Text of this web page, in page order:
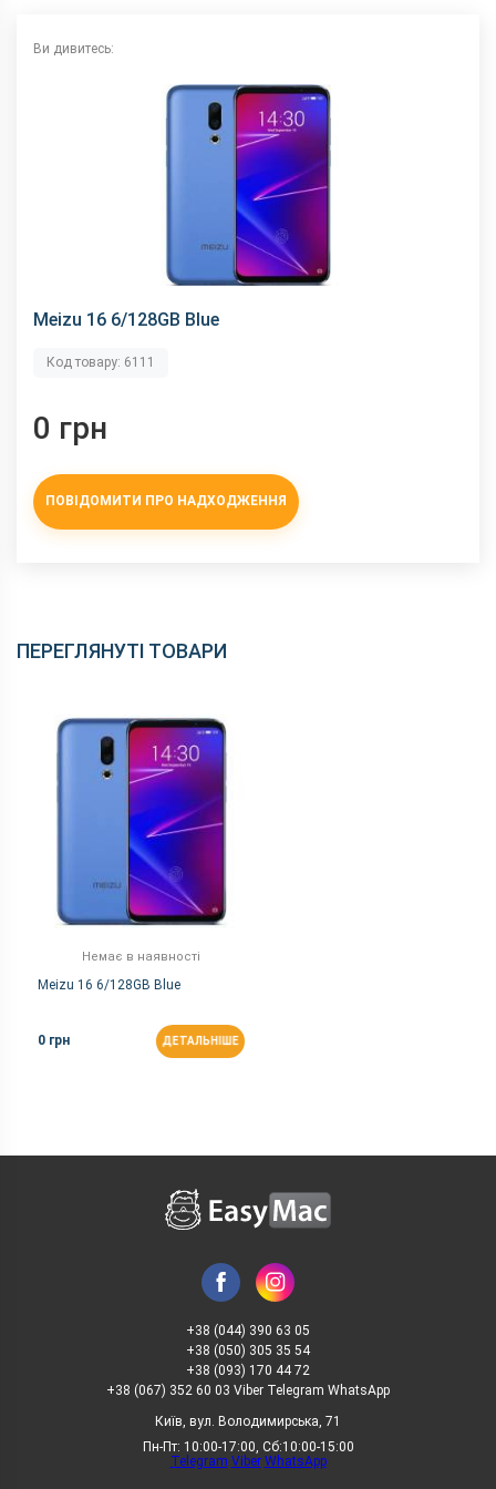
3.5 мм
Характеристики та комплектацію товару виробник може
Ви дивитесь:
Meizu 16 6/128GB Blue
Код товару: 6111
0 грн
ПОВІДОМИТИ ПРО НАДХОДЖЕННЯ
ПЕРЕГЛЯНУТІ ТОВАРИ
Немає в наявності
Meizu 16 6/128GB Blue
0 грн ДЕТАЛЬНІШЕ
+38 (044) 390 63 05
+38 (050) 305 35 54
+38 (093) 170 44 72
+38 (067) 352 60 03 Viber Telegram WhatsApp
Київ, вул. Володимирська, 71
Пн-Пт: 10:00-17:00, Сб:10:00-15:00
Telegram Viber WhatsApp